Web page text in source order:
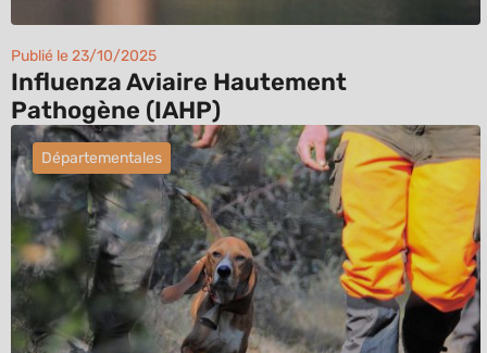
Publié le 23/10/2025
Influenza Aviaire Hautement
Pathogène (IAHP)
Départementales